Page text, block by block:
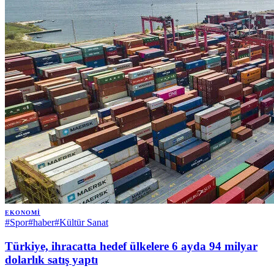
EKONOMI
#Spor#haber#Kültür Sanat
Türkiye, ihracatta hedef ülkelere 6 ayda 94 milyar
dolarlık satış yaptı